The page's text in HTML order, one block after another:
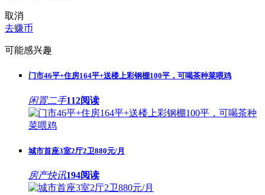
取消
去赚币
可能感兴趣
门市46平+住房164平+送楼上彩钢棚100平，可喝茶种菜喂鸡
闲置二手112阅读
城市首座3室2厅2卫880元/月
房产快讯194阅读